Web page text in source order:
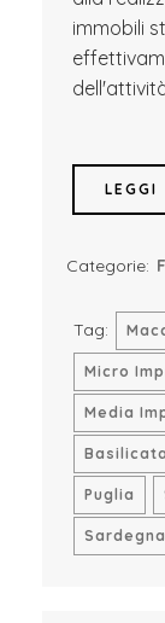
immobili
LEGGI
Categorie:
Tag:
Micro
Media
Basilicata
Puglia
Sardegna